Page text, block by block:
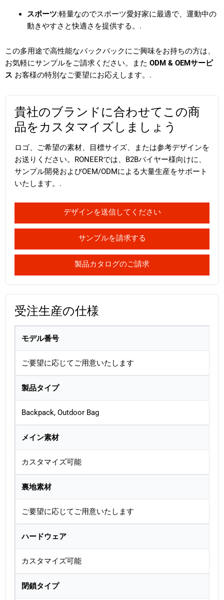
スポーツ:軽量なのでスポーツ愛好家に最適で、運動中の
動きやすさと快適さを提供する。.
この多用途で高性能なバックパックにご興味をお持ちの方は、
お気軽にサンプルをご請求ください。また ODM & OEMサービ
ス お客様の特別なご要望にお応えします。.
貴社のブランドに合わせてこの商
品をカスタマイズしましょう
ロゴ、ご希望の素材、目標サイズ、または参考デザインを
お送りください。RONEERでは、B2Bバイヤー様向けに、
サンプル開発およびOEM/ODMによる大量生産をサポート
いたします。.
デザインを送信してください
サンプルを請求する
製品カタログのご請求
受注生産の仕様
モデル番号
ご要望に応じてご用意いたします
製品タイプ
Backpack, Outdoor Bag
メイン素材
カスタマイズ可能
裏地素材
ご要望に応じてご用意いたします
ハードウェア
カスタマイズ可能
閉鎖タイプ